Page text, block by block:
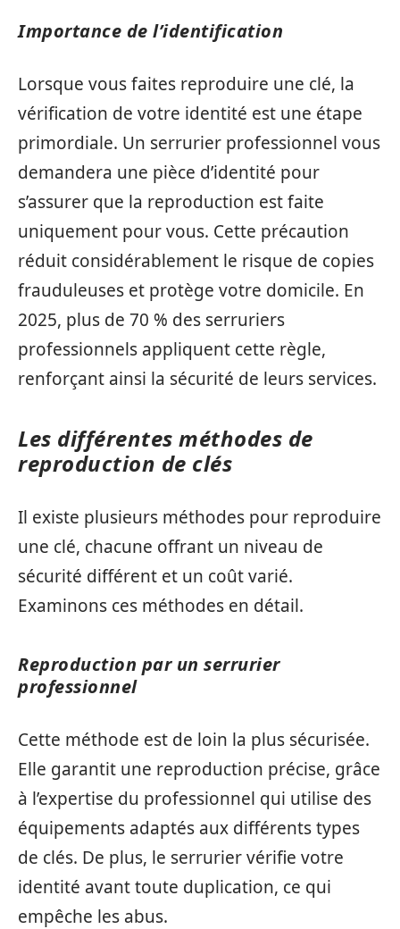
Importance de l’identification
Lorsque vous faites reproduire une clé, la
vérification de votre identité est une étape
primordiale. Un serrurier professionnel vous
demandera une pièce d’identité pour
s’assurer que la reproduction est faite
uniquement pour vous. Cette précaution
réduit considérablement le risque de copies
frauduleuses et protège votre domicile. En
2025, plus de 70 % des serruriers
professionnels appliquent cette règle,
renforçant ainsi la sécurité de leurs services.
Les différentes méthodes de
reproduction de clés
Il existe plusieurs méthodes pour reproduire
une clé, chacune offrant un niveau de
sécurité différent et un coût varié.
Examinons ces méthodes en détail.
Reproduction par un serrurier
professionnel
Cette méthode est de loin la plus sécurisée.
Elle garantit une reproduction précise, grâce
à l’expertise du professionnel qui utilise des
équipements adaptés aux différents types
de clés. De plus, le serrurier vérifie votre
identité avant toute duplication, ce qui
empêche les abus.